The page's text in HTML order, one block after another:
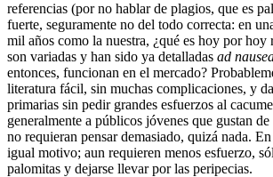
referencias (por no hablar de plagios, que es
fuerte, seguramente no del todo correcta: en
mil años como la nuestra, ¿qué es hoy por hoy
son variadas y han sido ya detalladas ad
entonces, funcionan en el mercado?
literatura fácil, sin muchas complicaciones, y
primarias sin pedir grandes esfuerzos al
generalmente a públicos jóvenes que gustan
no requieran pensar demasiado, quizá nada.
igual motivo; aun requieren menos esfuerzo,
palomitas y dejarse llevar por las peripecias.